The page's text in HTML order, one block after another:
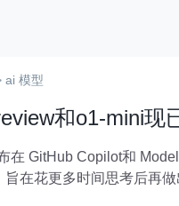
ai 模型
和o1-mini现
在 GitHub Copilot和
旨在花更多时间思考后再